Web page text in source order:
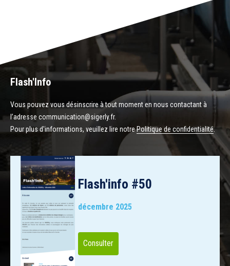
Flash'Info
Vous pouvez vous désinscrire à tout moment en nous contactant à
l’adresse communication@sigerly.fr.
Pour plus d'informations, veuillez lire notrePolitique de confidentialité.
Flash'info #50
décembre 2025
Consulter